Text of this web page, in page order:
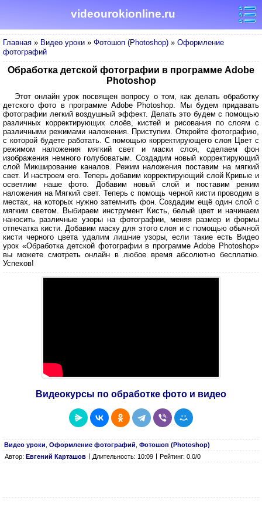
videourokionline.ru
Главная » Видео уроки » Фотошоп (Photoshop) » Оформление
фотографий
Обработка детской фотографии в программе Adobe
Photoshop
Этот онлайн урок посвящен вопросу о том, как делать обработку
детского фото в программе Adobe Photoshop. Мы будем придавать
фотографии легкий воздушный эффект. Делать это будем с помощью
различных корректирующих слоёв, кистей и рисования по слоям с
различными режимами наложения. Приступим. Откройте фотографию,
с которой будете работать. С помощью корректирующего слоя Цвет с
режимом наложения мягкий свет и маски слоя, сделаем фон
изображения немного голубоватым. Создадим новый корректирующий
слой Микширование каналов. Режим наложения поставим на мягкий
свет. И настроем его. Теперь добавим корректирующий слой Кривые и
осветлим наше фото. Добавим новый слой и поставим режим
наложения на Мягкий свет. Теперь с помощь черной кисти проводим в
местах, на которых нужно затемнить фон. Создадим ещё один слой с
мягким светом. Выбираем инструмент Кисть, белый цвет и начинаем
наносить различные узоры на фотографии, меняя размер и формы
отпечатка кисти. Добавим маску для этого слоя и с помощью обычной
кисти черного цвета удалим лишние узоры, если такие есть Видео
урок «Обработка детской фотографии в программе Adobe Photoshop»
вы можете смотреть онлайн в любое время абсолютно бесплатно.
Успехов!
Видеокурсы по обработке фото и видео
Видео уроки Оформление фотографий Фотошоп (Photoshop)
Автор: Евгений Карташов Длительность: 10:09 Рейтинг: 0.0/0